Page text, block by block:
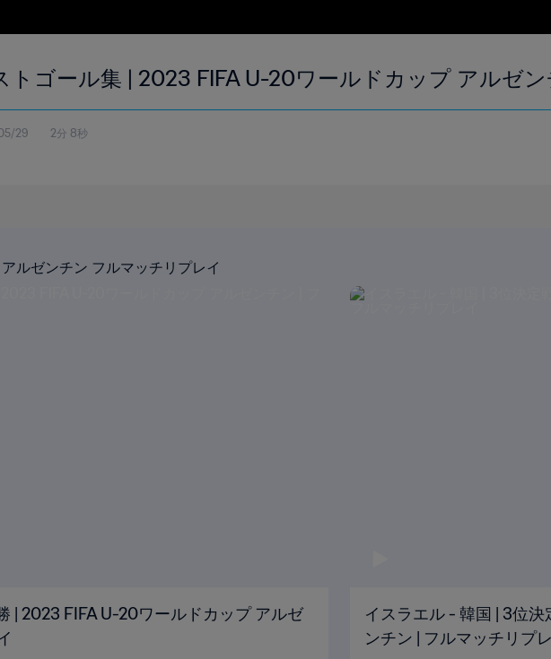
トゴール集 | 2023 FIFA U-20ワールドカップ アルゼ
29 2分 8秒
ルゼンチン フルマッチリプレイ
| 2023 FIFA U-20ワールドカップ アルゼ
イスラエル - 韓国 | 3位
ンチン | フルマッチリプ